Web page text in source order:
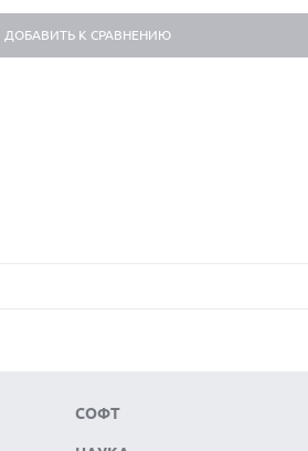
ДОБАВИТЬ К СРАВНЕНИЮ
СОФТ